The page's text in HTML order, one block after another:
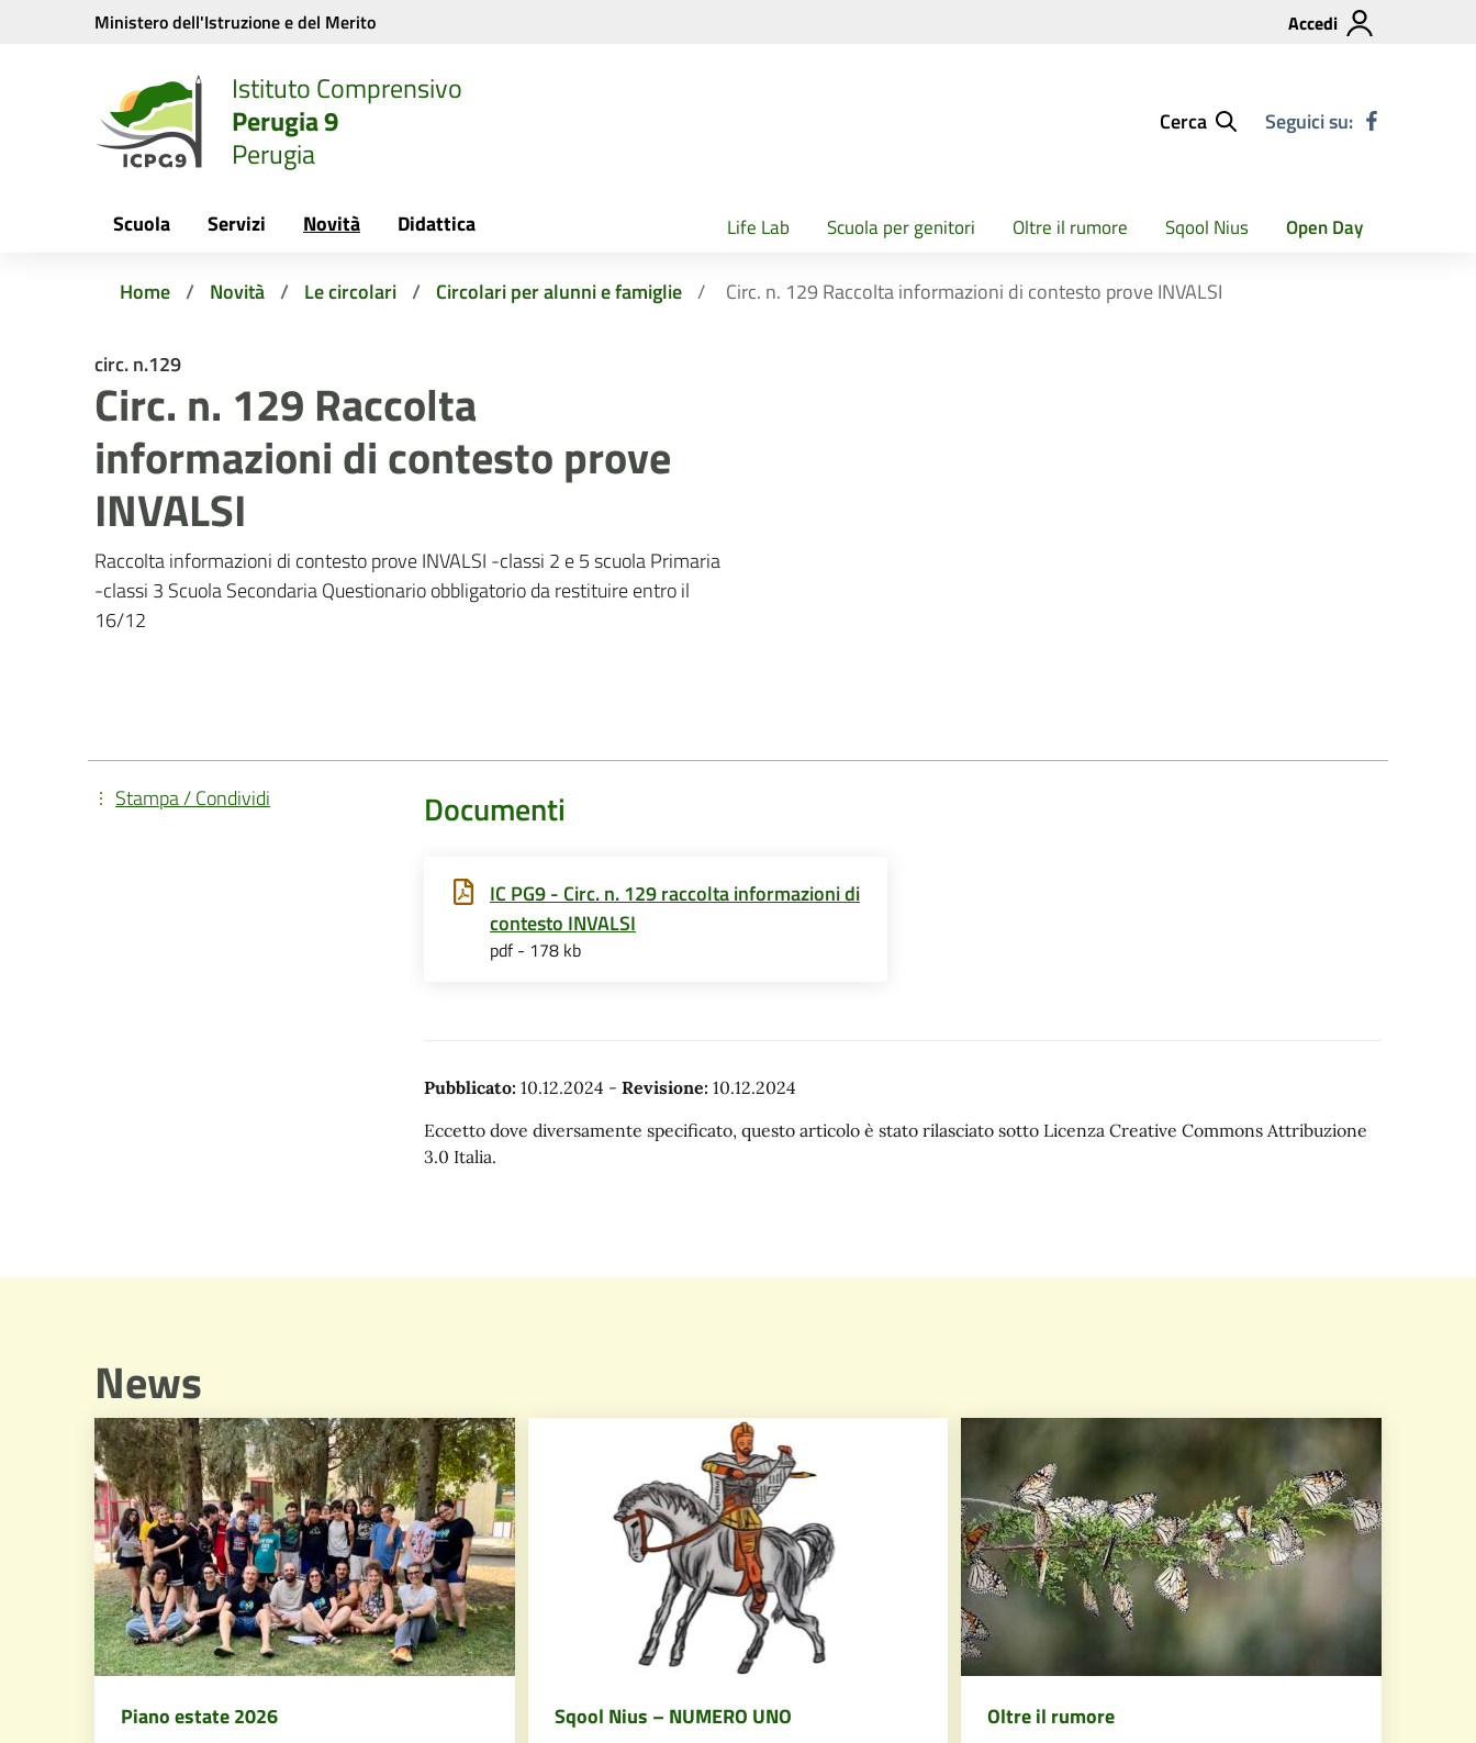
Vai ai contenuti
Vai al menu di navigazione
Ministero dell'Istruzione e del Merito Accedi
Istituto Comprensivo
Perugia 9
Perugia
Cerca Seguici su:
Scuola Servizi Novità Didattica Life Lab Scuola per genitori Oltre il rumore Sqool Nius Open Day
Home Novità Le circolari Circolari per alunni e famiglie Circ. n. 129 Raccolta informazioni di contesto prove INVALSI
circ. n.129
Circ. n. 129 Raccolta
informazioni di contesto prove
INVALSI
Raccolta informazioni di contesto prove INVALSI -classi 2 e 5 scuola Primaria
-classi 3 Scuola Secondaria Questionario obbligatorio da restituire entro il
16/12
Documenti
IC PG9 - Circ. n. 129 raccolta informazioni di
contesto INVALSI
pdf - 178 kb
Pubblicato: 10.12.2024 - Revisione: 10.12.2024
Eccetto dove diversamente specificato, questo articolo è stato rilasciato sotto Licenza Creative Commons Attribuzione
3.0 Italia.
Stampa / Condividi
News
Piano estate 2026 Sqool Nius – NUMERO UNO Oltre il rumore